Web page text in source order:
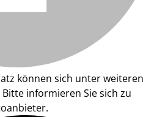
können sich unter weiteren
informieren Sie sich zu